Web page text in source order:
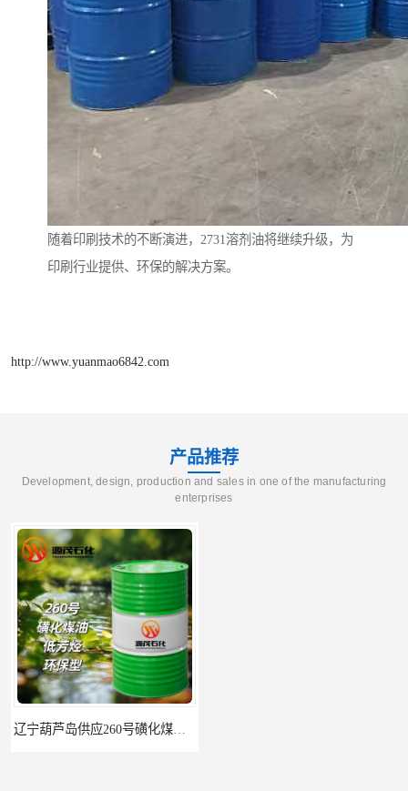
随着印刷技术的不断演进，2731溶剂油将继续升级，为
印刷行业提供、环保的解决方案。
http://www.yuanmao6842.com
产品推荐
Development, design, production and sales in one of the manufacturing
enterprises